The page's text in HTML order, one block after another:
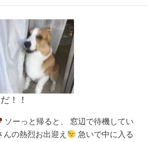
！！
ソーっと帰ると、 窓辺で待機してい
の熱烈お出迎え
急いで中に入る